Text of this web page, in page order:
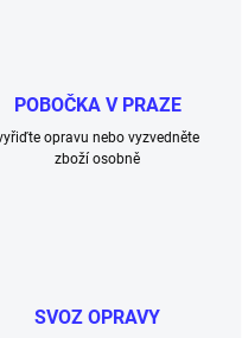
POBOČKA V PRAZE
opravu nebo vyzvedněte
zboží osobně
SVOZ OPRAVY